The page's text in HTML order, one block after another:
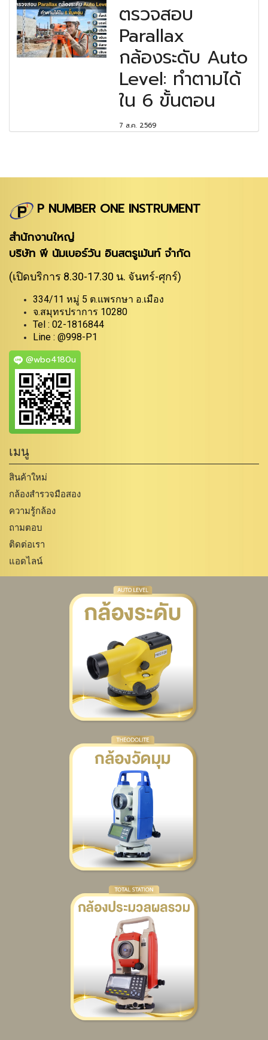
ตรวจสอบ
Parallax
กล้องระดับ Auto
Level: ทำตามได้
ใน 6 ขั้นตอน
7 ส.ค. 2569
P NUMBER ONE INSTRUMENT
สำนักงานใหญ่
บริษัท พี นัมเบอร์วัน อินสตรูเม้นท์ จำกัด
(เปิดบริการ 8.30-17.30 น. จันทร์-ศุกร์)
334/11 หมู่ 5 ต.แพรกษา อ.เมือง
จ.สมุทรปราการ 10280
Tel : 02-1816844
Line : @998-P1
@wbo4180u
เมนู
สินค้าใหม่
กล้องสำรวจมือสอง
ความรู้กล้อง
ถามตอบ
ติดต่อเรา
แอดไลน์